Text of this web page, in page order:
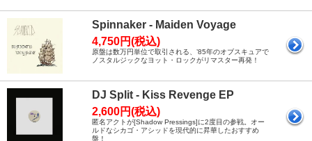
Spinnaker - Maiden Voyage
4,750円(税込)
原盤は数万円単位で取引される、’85年のオブスキュアで
ノスタルジックなヨット・ロックがリマスター再発！
DJ Split - Kiss Revenge EP
2,600円(税込)
匿名アクトが[Shadow Pressings]に2度目の参戦。オー
ルドなシカゴ・アシッドを現代的に昇華したおすすめ
盤！